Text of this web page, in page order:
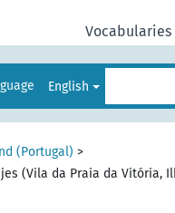
Vocabularies
English
(Portugal) >
(Vila da Praia da Vitória,